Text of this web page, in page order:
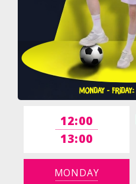
12:00
13:00
MONDAY